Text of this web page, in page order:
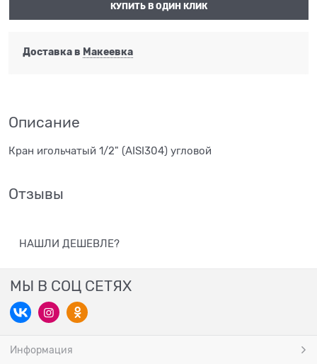
КУПИТЬ В ОДИН КЛИК
Доставка в Макеевка
Описание
Кран игольчатый 1/2" (AISI304) угловой
Отзывы
НАШЛИ ДЕШЕВЛЕ?
МЫ В СОЦ СЕТЯХ
Информация